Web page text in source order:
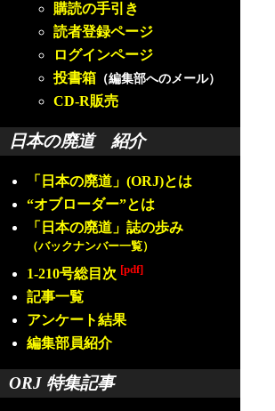
購読の手引き
読者登録ページ
ログインページ
投書箱 （編集部へのメール）
CD-R販売
日本の廃道 紹介
「日本の廃道」(ORJ)とは
“オブローダー”とは
「日本の廃道」誌の歩み
（バックナンバー一覧）
1-210号総目次 [pdf]
記事一覧
アンケート結果
編集部員紹介
ORJ 特集記事